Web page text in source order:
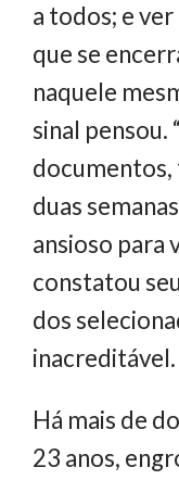
a todos; e
que se
naquele
sinal pensou.
documentos,
duas
ansioso para
constatou
dos
inacreditável.
Há mais de
23 anos,